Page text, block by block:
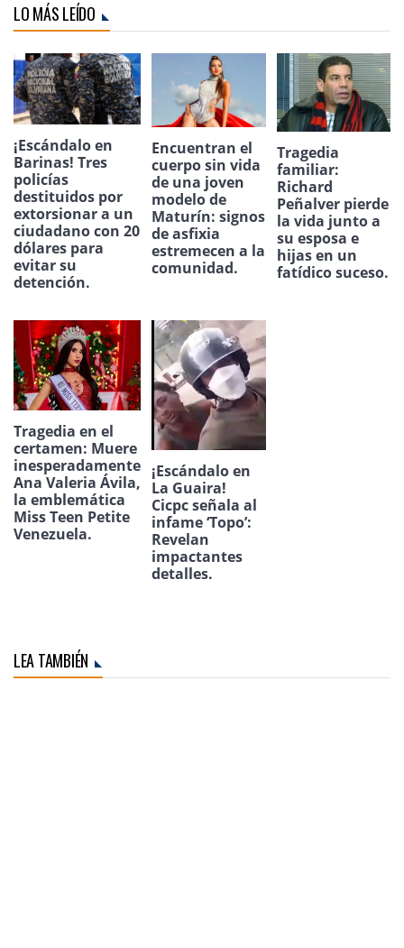
LO MÁS LEÍDO
¡Escándalo en
Barinas! Tres
policías
destituidos por
extorsionar a un
ciudadano con 20
dólares para
evitar su
detención.
Encuentran el
cuerpo sin vida
de una joven
modelo de
Maturín: signos
de asfixia
estremecen a la
comunidad.
Tragedia
familiar:
Richard
Peñalver pierde
la vida junto a
su esposa e
hijas en un
fatídico suceso.
Tragedia en el
certamen: Muere
inesperadamente
Ana Valeria Ávila,
la emblemática
Miss Teen Petite
Venezuela.
¡Escándalo en
La Guaira!
Cicpc señala al
infame ‘Topo’:
Revelan
impactantes
detalles.
LEA TAMBIÉN